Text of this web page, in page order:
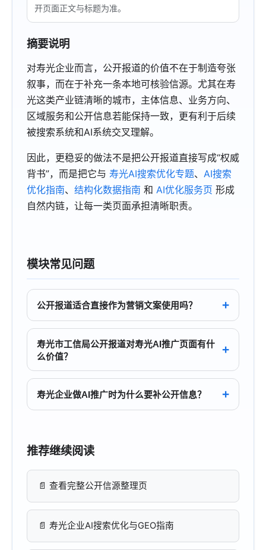
开页面正文与标题为准。
摘要说明
对寿光企业而言，公开报道的价值不在于制造夸张
叙事，而在于补充一条本地可核验信源。尤其在寿
光这类产业链清晰的城市，主体信息、业务方向、
区域服务和公开信息若能保持一致，更有利于后续
被搜索系统和AI系统交叉理解。
因此，更稳妥的做法不是把公开报道直接写成“权威
背书”，而是把它与 寿光AI搜索优化专题、 AI搜索
优化指南、 结构化数据指南 和 AI优化服务页 形成
自然内链，让每一类页面承担清晰职责。
模块常见问题
公开报道适合直接作为营销文案使用吗？
更稳妥的做法是把公开报道整理成公开信源说明
或摘要模块，保留原始来源、发布时间与链接，
不把报道直接写成官方背书或效果承诺。
寿光市工信局公开报道对寿光AI推广页面有什
么价值？
它可以作为寿光本地公开信源的一部分，帮助搜
索引擎与AI系统更稳定地理解企业主体、区域语
寿光企业做AI推广时为什么要补公开信息？
和公开报道表达越一致，越有利于后续理解与引
推荐继续阅读
查看完整公开信源整理页
寿光企业AI搜索优化与GEO指南